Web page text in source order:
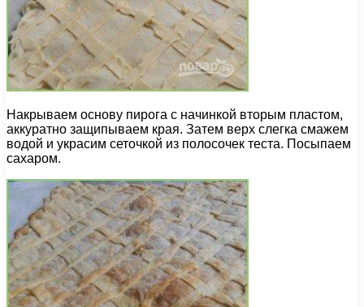
Накрываем основу пирога с начинкой вторым пластом,
аккуратно защипываем края. Затем верх слегка смажем
водой и украсим сеточкой из полосочек теста. Посыпаем
сахаром.